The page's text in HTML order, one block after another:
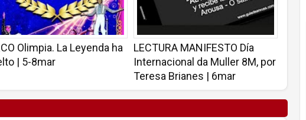
Olimpia. La Leyenda ha
| 5-8mar
LECTURA MANIFESTO Día
Internacional da Muller 8M, por
Teresa Brianes | 6mar